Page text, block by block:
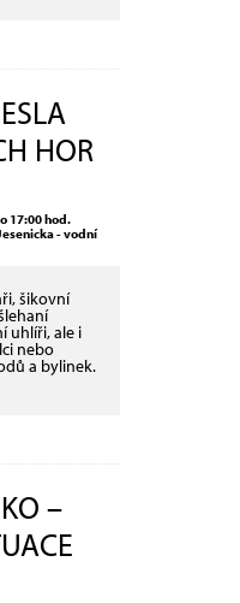
HOR
17:00 hod.
- vodní
šikovní
uhlíři, ale i
nebo
a bylinek.
–